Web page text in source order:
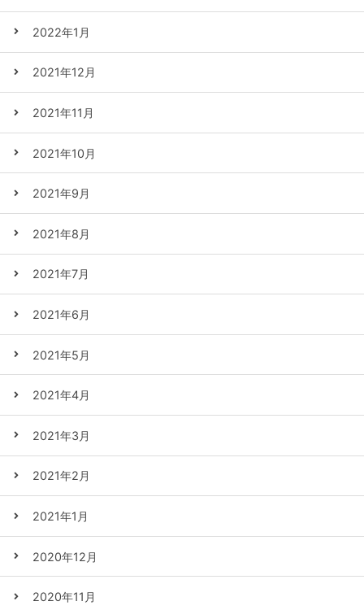
2022年1月
2021年12月
2021年11月
2021年10月
2021年9月
2021年8月
2021年7月
2021年6月
2021年5月
2021年4月
2021年3月
2021年2月
2021年1月
2020年12月
2020年11月